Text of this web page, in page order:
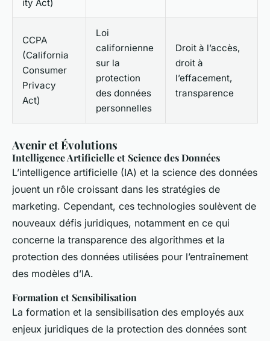
ity Act)
CCPA
(California
Consumer
Privacy
Act)
Loi
californienne
sur la
protection
des données
personnelles
Droit à l’accès,
droit à
l’effacement,
transparence
Avenir et Évolutions
Intelligence Artificielle et Science des Données
L’intelligence artificielle (IA) et la science des données
jouent un rôle croissant dans les stratégies de
marketing. Cependant, ces technologies soulèvent de
nouveaux défis juridiques, notamment en ce qui
concerne la transparence des algorithmes et la
protection des données utilisées pour l’entraînement
des modèles d’IA.
Formation et Sensibilisation
La formation et la sensibilisation des employés aux
enjeux juridiques de la protection des données sont